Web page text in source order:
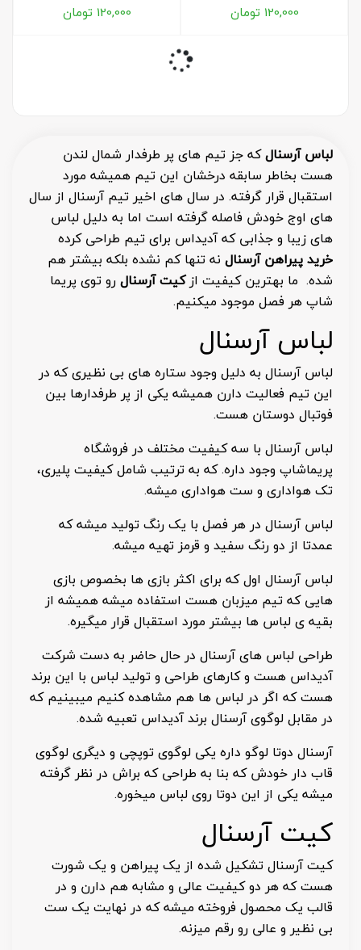
120,000 تومان 120,000 تومان
لباس آرسنالکه جز تیم های پر طرفدار شمال لندن
هست بخاطر سابقه درخشان این تیم همیشه مورد
استقبال قرار گرفته. در سال های اخیر تیم آرسنال از سال
های اوج خودش فاصله گرفته است اما به دلیل لباس
های زیبا و جذابی که آدیداس برای تیم طراحی کرده
خرید پیراهن آرسنال نه تنها کم نشده بلکه بیشتر هم
شده. ما بهترین کیفیت ازکیت آرسنالرو توی پریما
شاپ هر فصل موجود میکنیم.
لباس آرسنال
لباس آرسنال به دلیل وجود ستاره های بی نظیری که در
این تیم فعالیت دارن همیشه یکی از پر طرفدارها بین
فوتبال دوستان هست.
لباس آرسنال با سه کیفیت مختلف در فروشگاه
پریماشاپ وجود داره. که به ترتیب شامل کیفیت پلیری،
تک هواداری و ست هواداری میشه.
لباس آرسنال در هر فصل با یک رنگ تولید میشه که
عمدتا از دو رنگ سفید و قرمز تهیه میشه.
لباس آرسنال اول که برای اکثر بازی ها بخصوص بازی
هایی که تیم میزبان هست استفاده میشه همیشه از
بقیه ی لباس ها بیشتر مورد استقبال قرار میگیره.
طراحی لباس های آرسنال در حال حاضر به دست شرکت
آدیداس هست و کارهای طراحی و تولید لباس با این برند
هست که اگر در لباس ها هم مشاهده کنیم میبینیم که
در مقابل لوگوی آرسنال برند آدیداس تعبیه شده.
آرسنال دوتا لوگو داره یکی لوگوی توپچی و دیگری لوگوی
قاب دار خودش که بنا به طراحی که براش در نظر گرفته
میشه یکی از این دوتا روی لباس میخوره.
کیت آرسنال
کیت آرسنال تشکیل شده از یک پیراهن و یک شورت
هست که هر دو کیفیت عالی و مشابه هم دارن و در
قالب یک محصول فروخته میشه که در نهایت یک ست
بی نظیر و عالی رو رقم میزنه.